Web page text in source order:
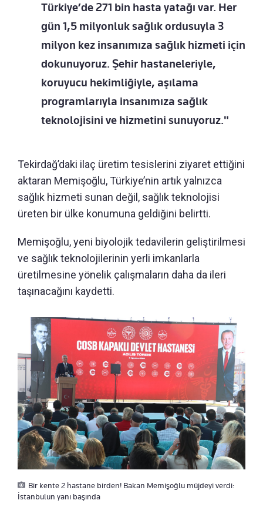
Türkiye’de 271 bin hasta yatağı var. Her
gün 1,5 milyonluk sağlık ordusuyla 3
milyon kez insanımıza sağlık hizmeti için
dokunuyoruz. Şehir hastaneleriyle,
koruyucu hekimliğiyle, aşılama
programlarıyla insanımıza sağlık
teknolojisini ve hizmetini sunuyoruz."
Tekirdağ’daki ilaç üretim tesislerini ziyaret ettiğini
aktaran Memişoğlu, Türkiye’nin artık yalnızca
sağlık hizmeti sunan değil, sağlık teknolojisi
üreten bir ülke konumuna geldiğini belirtti.
Memişoğlu, yeni biyolojik tedavilerin geliştirilmesi
ve sağlık teknolojilerinin yerli imkanlarla
üretilmesine yönelik çalışmaların daha da ileri
taşınacağını kaydetti.
Bir kente 2 hastane birden! Bakan Memişoğlu müjdeyi verdi:
İstanbulun yanı başında